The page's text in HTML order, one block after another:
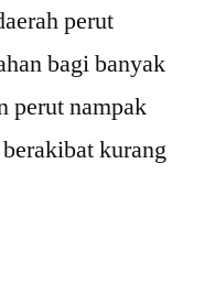
perut
bagi banyak
perut nampak
kurang